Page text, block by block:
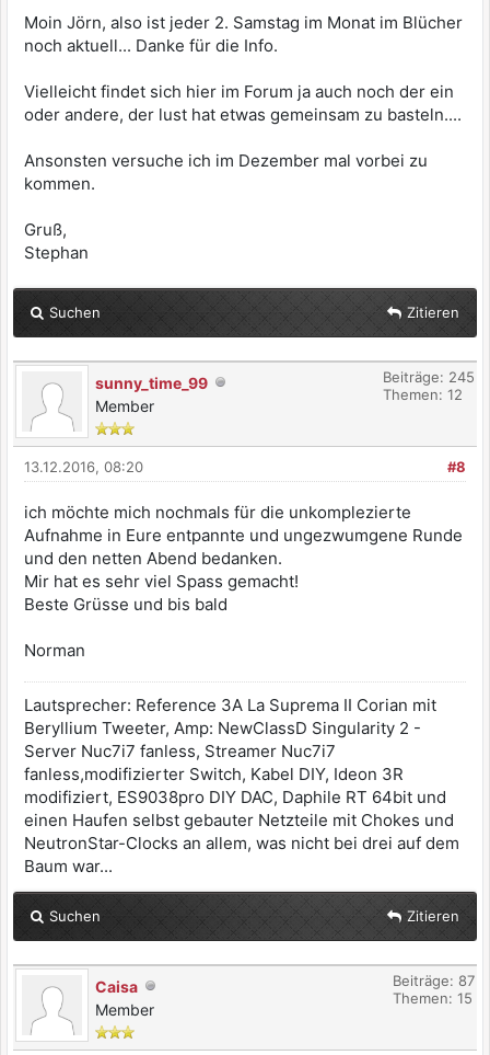
Moin Jörn, also ist jeder 2. Samstag im Monat im Blücher
noch aktuell... Danke für die Info.
Vielleicht findet sich hier im Forum ja auch noch der ein
oder andere, der lust hat etwas gemeinsam zu basteln....
Ansonsten versuche ich im Dezember mal vorbei zu
kommen.
Gruß,
Stephan
Suchen Zitieren
sunny_time_99
Member
Beiträge: 245
Themen: 12
#8
13.12.2016, 08:20
ich möchte mich nochmals für die unkomplezierte
Aufnahme in Eure entpannte und ungezwumgene Runde
und den netten Abend bedanken.
Mir hat es sehr viel Spass gemacht!
Beste Grüsse und bis bald
Norman
Lautsprecher: Reference 3A La Suprema II Corian mit
Beryllium Tweeter, Amp: NewClassD Singularity 2 -
Server Nuc7i7 fanless, Streamer Nuc7i7
fanless,modifizierter Switch, Kabel DIY, Ideon 3R
modifiziert, ES9038pro DIY DAC, Daphile RT 64bit und
einen Haufen selbst gebauter Netzteile mit Chokes und
NeutronStar-Clocks an allem, was nicht bei drei auf dem
Baum war...
Suchen Zitieren
Caisa
Member
Beiträge: 87
Themen: 15